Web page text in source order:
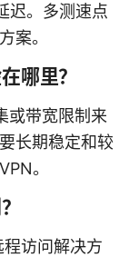
迟。多测速点
案。
哪里？
或带宽限制来
长期稳定和较
。
访问解决方